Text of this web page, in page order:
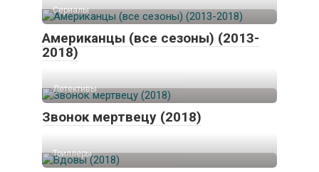
Сериалы
Американцы (все сезоны) (2013-
2018)
Детективы
Звонок мертвецу (2018)
Триллеры